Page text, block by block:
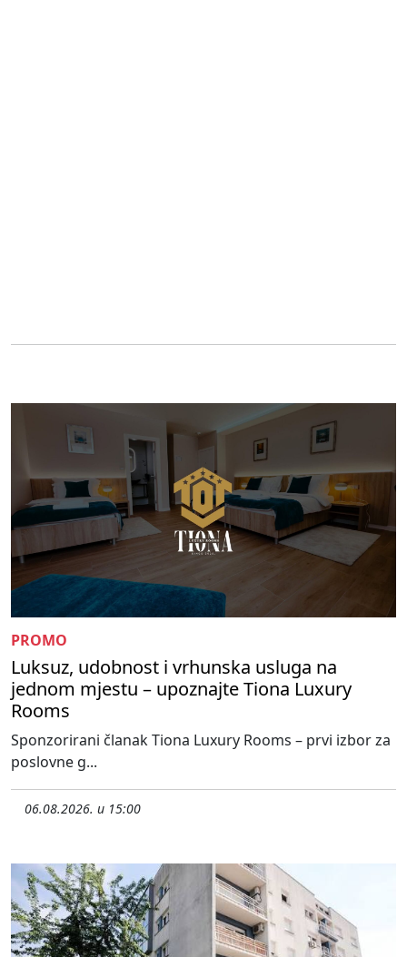
PROMO
Luksuz, udobnost i vrhunska usluga na
jednom mjestu – upoznajte Tiona Luxury
Rooms
Sponzorirani članak Tiona Luxury Rooms – prvi izbor za
poslovne g...
06.08.2026. u 15:00